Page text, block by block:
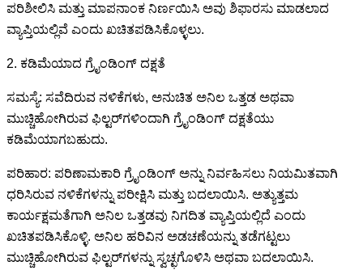
ಪರಿಶೀಲಿಸಿ ಮತ್ತು ಮಾಪನಾಂಕ ನಿರ್ಣಯಿಸಿ ಅವು ಶಿಫಾರಸು ಮಾಡಲಾದ
ವ್ಯಾಪ್ತಿಯಲ್ಲಿವೆ ಎಂದು ಖಚಿತಪಡಿಸಿಕೊಳ್ಳಲು.
2. ಕಡಿಮೆಯಾದ ಗ್ರೈಂಡಿಂಗ್ ದಕ್ಷತೆ
ಸಮಸ್ಯೆ: ಸವೆದಿರುವ ನಳಿಕೆಗಳು, ಅನುಚಿತ ಅನಿಲ ಒತ್ತಡ ಅಥವಾ
ಮುಚ್ಚಿಹೋಗಿರುವ ಫಿಲ್ಟರ್‌ಗಳಿಂದಾಗಿ ಗ್ರೈಂಡಿಂಗ್ ದಕ್ಷತೆಯು
ಕಡಿಮೆಯಾಗಬಹುದು.
ಪರಿಹಾರ: ಪರಿಣಾಮಕಾರಿ ಗ್ರೈಂಡಿಂಗ್ ಅನ್ನು ನಿರ್ವಹಿಸಲು ನಿಯಮಿತವಾಗಿ
ಧರಿಸಿರುವ ನಳಿಕೆಗಳನ್ನು ಪರೀಕ್ಷಿಸಿ ಮತ್ತು ಬದಲಾಯಿಸಿ. ಅತ್ಯುತ್ತಮ
ಕಾರ್ಯಕ್ಷಮತೆಗಾಗಿ ಅನಿಲ ಒತ್ತಡವು ನಿಗದಿತ ವ್ಯಾಪ್ತಿಯಲ್ಲಿದೆ ಎಂದು
ಖಚಿತಪಡಿಸಿಕೊಳ್ಳಿ. ಅನಿಲ ಹರಿವಿನ ಅಡಚಣೆಯನ್ನು ತಡೆಗಟ್ಟಲು
ಮುಚ್ಚಿಹೋಗಿರುವ ಫಿಲ್ಟರ್‌ಗಳನ್ನು ಸ್ವಚ್ಛಗೊಳಿಸಿ ಅಥವಾ ಬದಲಾಯಿಸಿ.